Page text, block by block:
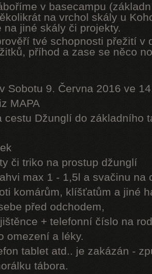
v basecampu
na vrchol skály u
na jiné skály či projekty.
tvé schopnosti přežití v
příhod a zase se něco
Sobotu 9. Června 2016 ve
MAPA
cestu Džunglí do základního
či triko na prostup džunglí
max 1 - 1,5l a svačinu na
komárům, klíšťatům a jiné
před odchodem,
+ telefonní číslo na
omezení a léky.
tablet atd.. je zakázán -
tábora.